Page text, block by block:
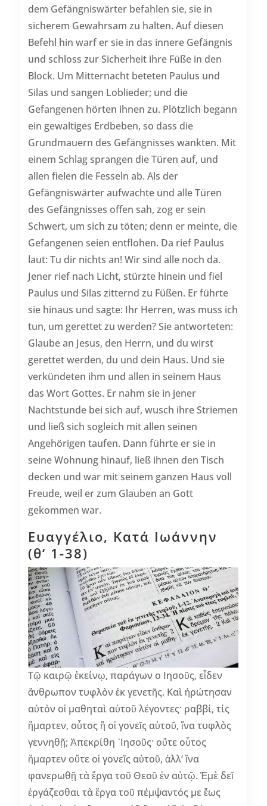
dem Gefängniswärter befahlen sie, sie in
sicherem Gewahrsam zu halten. Auf diesen
Befehl hin warf er sie in das innere Gefängnis
und schloss zur Sicherheit ihre Füße in den
Block. Um Mitternacht beteten Paulus und
Silas und sangen Loblieder; und die
Gefangenen hörten ihnen zu. Plötzlich begann
ein gewaltiges Erdbeben, so dass die
Grundmauern des Gefängnisses wankten. Mit
einem Schlag sprangen die Türen auf, und
allen fielen die Fesseln ab. Als der
Gefängniswärter aufwachte und alle Türen
des Gefängnisses offen sah, zog er sein
Schwert, um sich zu töten; denn er meinte, die
Gefangenen seien entflohen. Da rief Paulus
laut: Tu dir nichts an! Wir sind alle noch da.
Jener rief nach Licht, stürzte hinein und fiel
Paulus und Silas zitternd zu Füßen. Er führte
sie hinaus und sagte: Ihr Herren, was muss ich
tun, um gerettet zu werden? Sie antworteten:
Glaube an Jesus, den Herrn, und du wirst
gerettet werden, du und dein Haus. Und sie
verkündeten ihm und allen in seinem Haus
das Wort Gottes. Er nahm sie in jener
Nachtstunde bei sich auf, wusch ihre Striemen
und ließ sich sogleich mit allen seinen
Angehörigen taufen. Dann führte er sie in
seine Wohnung hinauf, ließ ihnen den Tisch
decken und war mit seinem ganzen Haus voll
Freude, weil er zum Glauben an Gott
gekommen war.
Ευαγγέλιο, Κατά Ιωάννην
(θ‘ 1-38)
Τῷ καιρῷ ἐκείνῳ, παράγων ο Ιησοῦς, εἶδεν
ἄνθρωπον τυφλὸν ἐκ γενετῆς. Καὶ ἠρώτησαν
αὐτὸν οἱ μαθηταὶ αὐτοῦ λέγοντες· ραββί, τίς
ἥμαρτεν, οὗτος ἢ οἱ γονεῖς αὐτοῦ, ἵνα τυφλὸς
γεννηθῇ; Ἀπεκρίθη ᾿Ιησοῦς· οὔτε οὗτος
ἥμαρτεν οὔτε οἱ γονεῖς αὐτοῦ, ἀλλ‘ ἵνα
φανερωθῇ τὰ ἔργα τοῦ Θεοῦ ἐν αὐτῷ. Ἐμὲ δεῖ
ἐργάζεσθαι τὰ ἔργα τοῦ πέμψαντός με ἕως